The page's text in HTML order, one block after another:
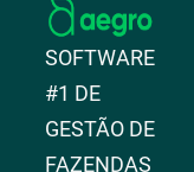
SOFTWARE
#1 DE
GESTÃO DE
FAZENDAS